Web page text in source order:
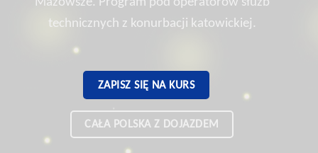
technicznych z konurbacji katowickiej.
ZAPISZ SIĘ NA KURS
CAŁA POLSKA Z DOJAZDEM